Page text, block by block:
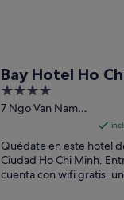
Bay Hotel Ho
4
out
5
7 Ngo Van Nam
Quédate en este hotel
Ciudad Ho Chi Minh.
cuenta con wifi gratis,